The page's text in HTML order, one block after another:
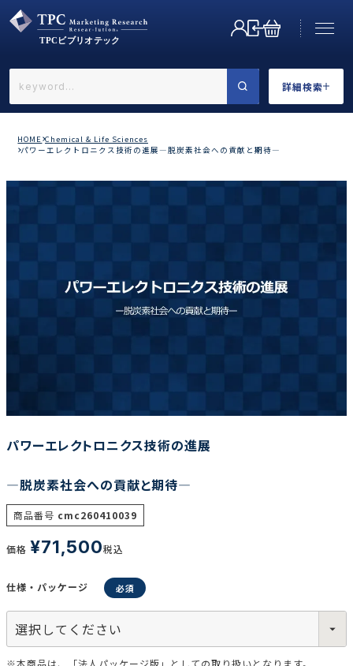
詳細検索
←戻る
調査の種類で選ぶ
リセット
HOME Chemical & Life Sciences
パワーエレクトロニクス技術の進展―脱炭素社会への貢献と期待―
パワーエレクトロニクス技術の進展
―脱炭素社会への貢献と期待―
商品番号 cmc260410039
価格 ¥71,500税込
仕様・パッケージ